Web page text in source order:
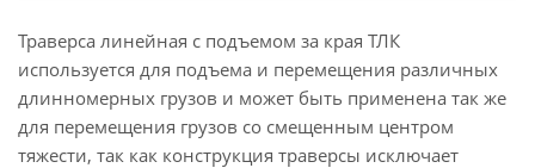
Траверса линейная с подъемом за края ТЛК
используется для подъема и перемещения различных
длинномерных грузов и может быть применена так же
для перемещения грузов со смещенным центром
тяжести, так как конструкция траверсы исключает